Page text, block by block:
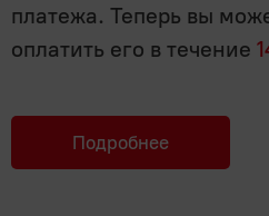
платежа. Теперь вы
оплатить его в течение
Подробнее